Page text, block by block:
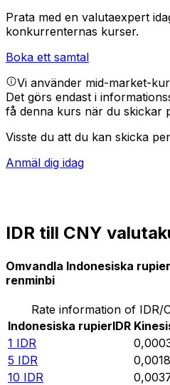
Prata med en valutaexpert
konkurrenternas kurser.
Boka ett samtal
Vi använder mid-market-
Det görs endast i
få denna kurs när du skickar
Visste du att du kan skicka
Anmäl dig idag
IDR till CNY
Omvandla Indonesiska
renminbi
Rate information of IDR/
Indonesiska rupierIDR
1 IDR
5 IDR
10 IDR